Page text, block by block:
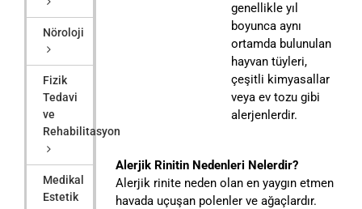
genellikle yıl
boyunca aynı
ortamda bulunulan
hayvan tüyleri,
çeşitli kimyasallar
veya ev tozu gibi
alerjenlerdir.
Alerjik Rinitin Nedenleri Nelerdir?
Alerjik rinite neden olan en yaygın etmen
havada uçuşan polenler ve ağaçlardır.
Nöroloji
Fizik
Tedavi
ve
Rehabilitasyon
Medikal
Estetik